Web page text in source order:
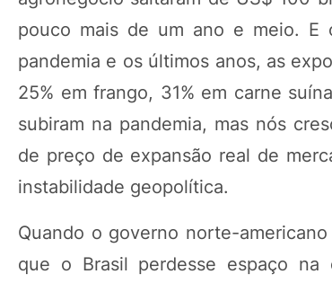
pouco mais de um ano e meio. E
pandemia e os últimos anos, as
25% em frango, 31% em carne
subiram na pandemia, mas nós
de preço de expansão real de
instabilidade geopolítica.
Quando o governo norte-
que o Brasil perdesse espaço